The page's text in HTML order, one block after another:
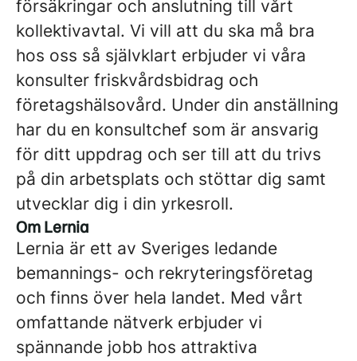
försäkringar och anslutning till vårt
kollektivavtal. Vi vill att du ska må bra
hos oss så självklart erbjuder vi våra
konsulter friskvårdsbidrag och
företagshälsovård. Under din anställning
har du en konsultchef som är ansvarig
för ditt uppdrag och ser till att du trivs
på din arbetsplats och stöttar dig samt
utvecklar dig i din yrkesroll.
Om Lernia
Lernia är ett av Sveriges ledande
bemannings- och rekryteringsföretag
och finns över hela landet. Med vårt
omfattande nätverk erbjuder vi
spännande jobb hos attraktiva